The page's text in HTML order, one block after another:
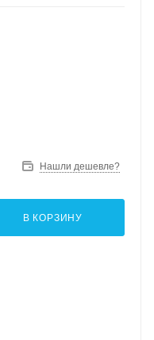
Нашли дешевле?
В КОРЗИНУ